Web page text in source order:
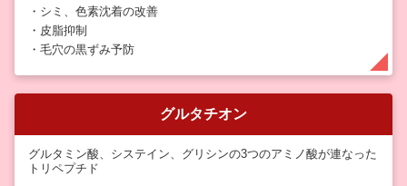
・シミ、色素沈着の改善
・皮脂抑制
・毛穴の黒ずみ予防
グルタチオン
グルタミン酸、システイン、グリシンの3つのアミノ酸が連なった
トリペプチド